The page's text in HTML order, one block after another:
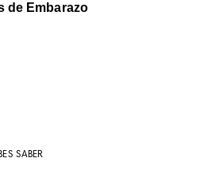
de Embarazo
SABER